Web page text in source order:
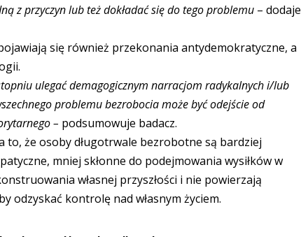
z przyczyn lub też dokładać się do tego problemu – dodaje
się również przekonania antydemokratyczne, a
ulegać demagogicznym narracjom radykalnych i/lub
problemu bezrobocia może być odejście od
– podsumowuje badacz.
że osoby długotrwale bezrobotne są bardziej
mniej skłonne do podejmowania wysiłków w
własnej przyszłości i nie powierzają
odzyskać kontrolę nad własnym życiem.